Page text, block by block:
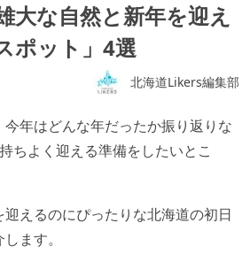
大な自然と新年を迎え
ポット」4選
北海道Likers編集部
年はどんな年だったか振り返りな
ちよく迎える準備をしたいとこ
えるのにぴったりな北海道の初日
ます。